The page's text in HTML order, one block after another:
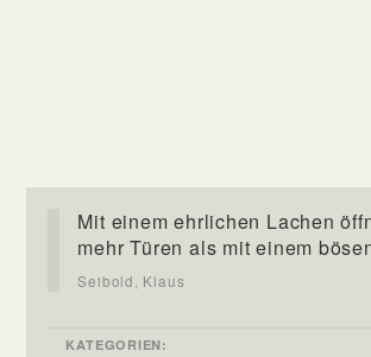
Mit einem ehrlichen Lachen
mehr Türen als mit einem
Seibold, Klaus
KATEGORIEN: